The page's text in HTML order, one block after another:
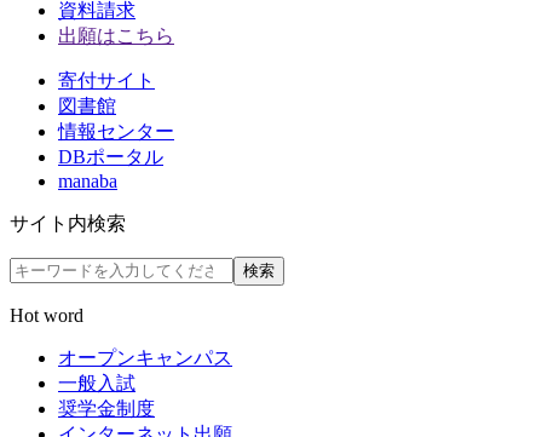
資料請求
出願はこちら
寄付サイト
図書館
情報センター
DBポータル
manaba
サイト内検索
検索
Hot word
オープンキャンパス
一般入試
奨学金制度